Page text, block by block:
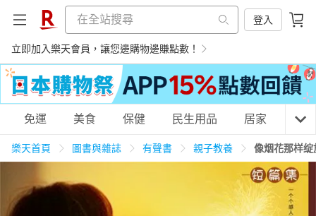
登入
立即加入樂天會員，讓您邊購物邊賺點數！
購物網分類
天天免運 美食蛋糕 民生用品
免運 美食 保健 民生用品 居家 3C
樂天首頁 圖書與雜誌 有聲書 親子教養 像烟花那样